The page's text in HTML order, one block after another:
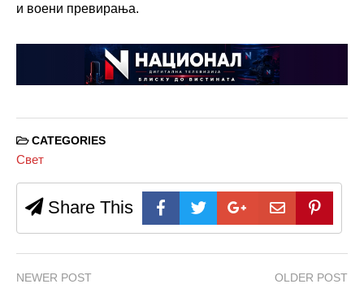
и воени превирања.
CATEGORIES
Свет
Share This
NEWER POST OLDER POST